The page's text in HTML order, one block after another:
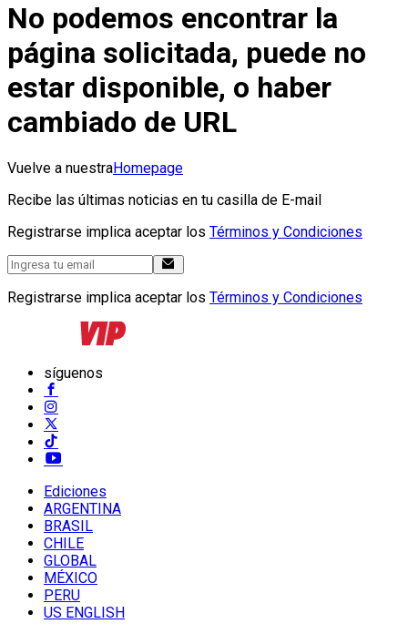
No podemos encontrar la
página solicitada, puede no
estar disponible, o haber
cambiado de URL
Vuelve a nuestraHomepage
Recibe las últimas noticias en tu casilla de E-mail
Registrarse implica aceptar los Términos y Condiciones
Registrarse implica aceptar los Términos y Condiciones
síguenos
Ediciones
ARGENTINA
BRASIL
CHILE
GLOBAL
MÉXICO
PERU
US ENGLISH